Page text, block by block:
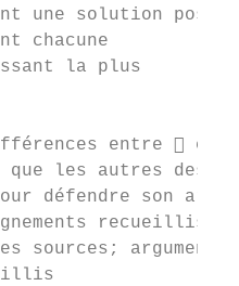
une solution
chacune
la plus
entre 
que les autres des
défendre son
recueillis
sources;